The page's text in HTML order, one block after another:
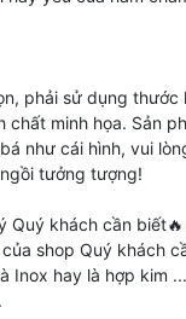
phải sử dụng thước
chất minh họa. Sản
như cái hình, vui
tưởng tượng!
Quý khách cần
shop Quý khách
Inox hay là hợp kim